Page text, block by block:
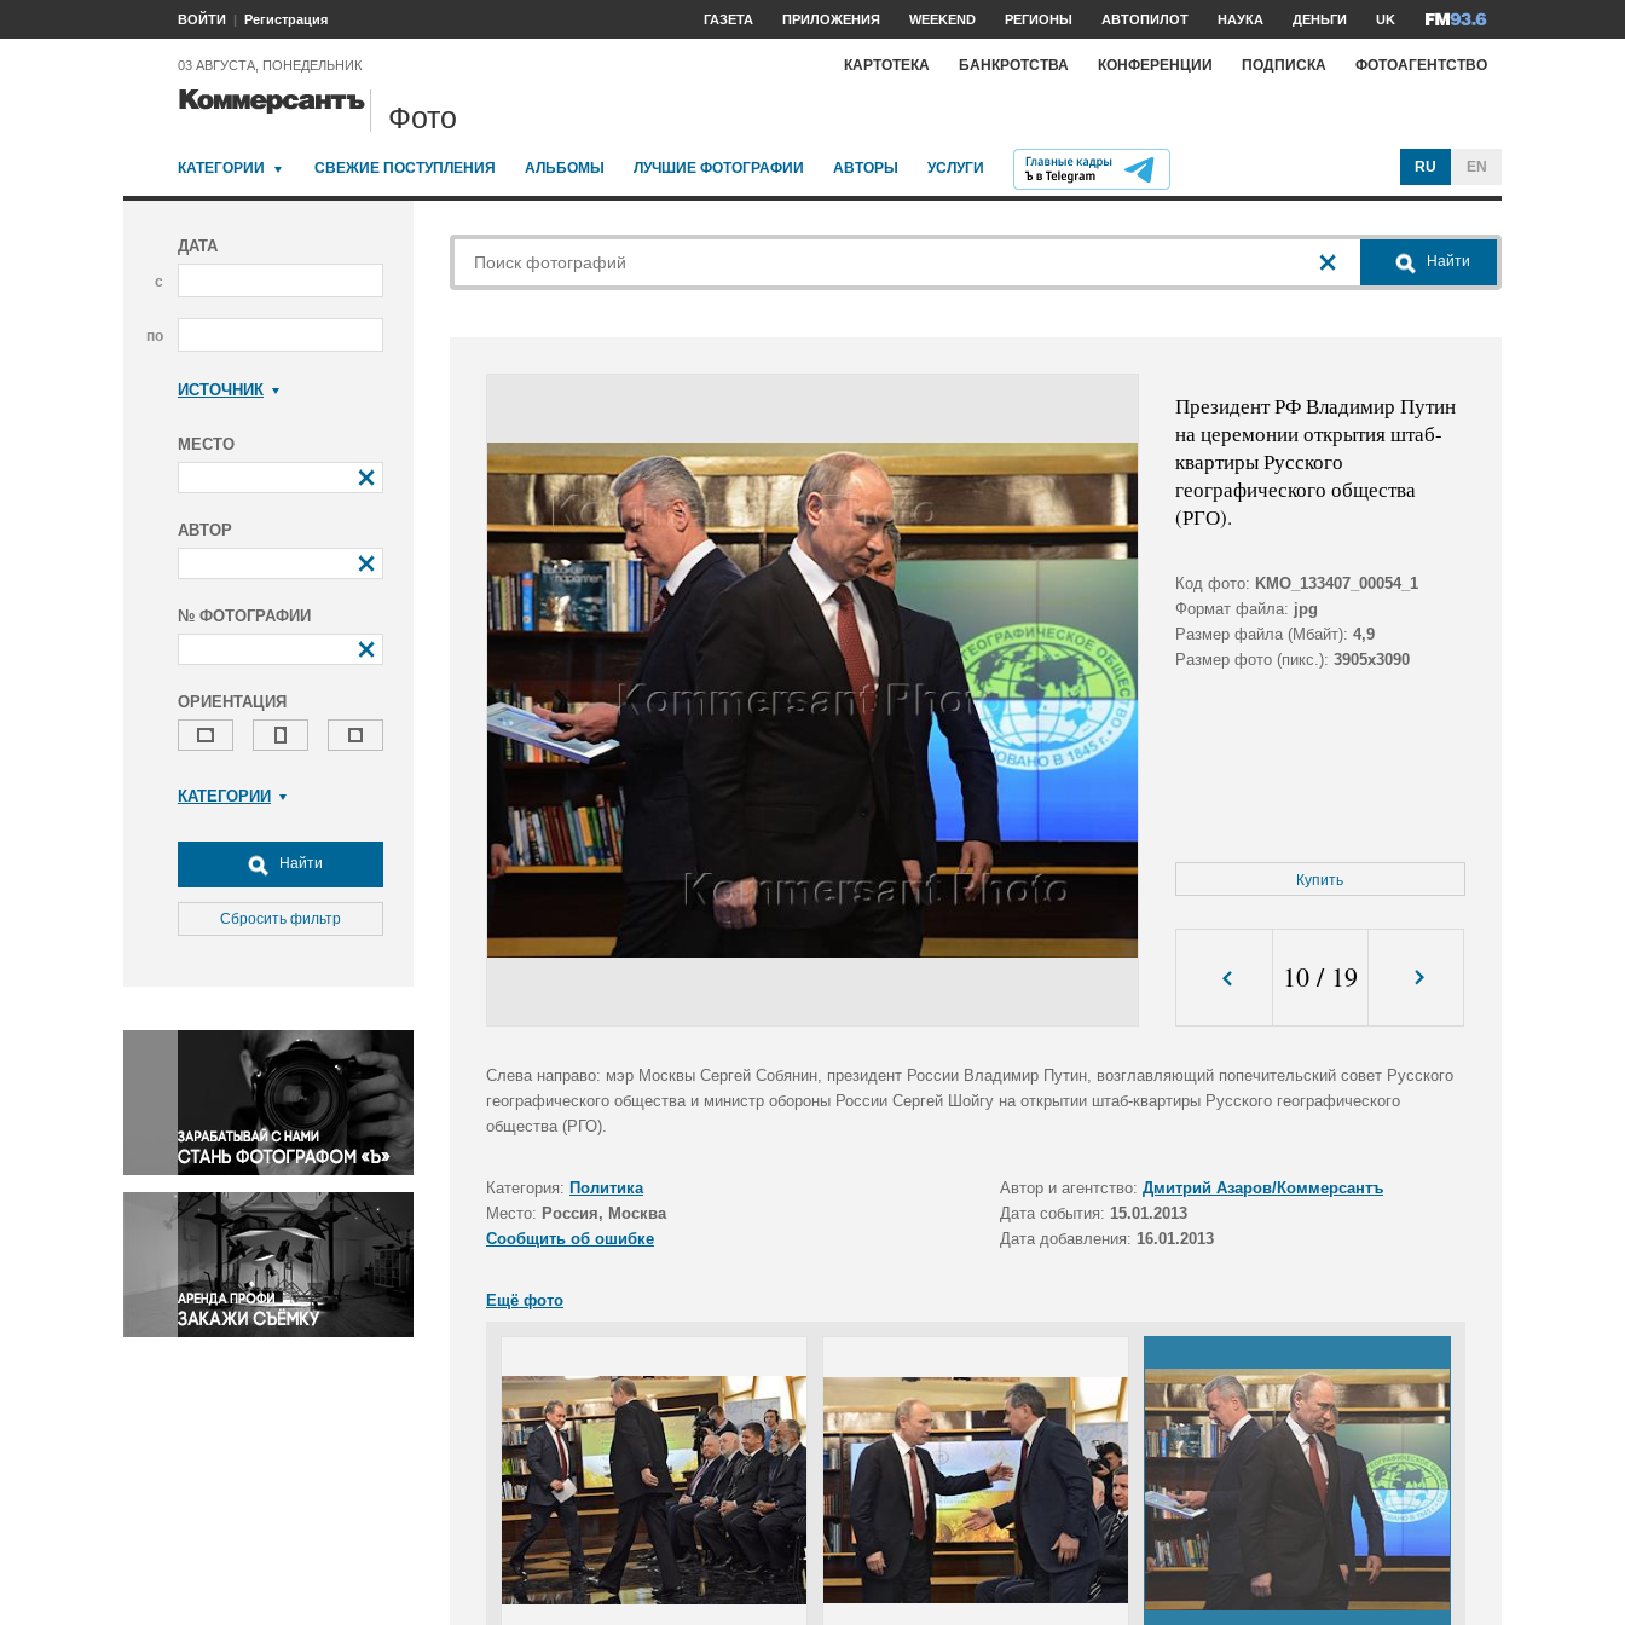
ВОЙТИ Регистрация ГАЗЕТА ПРИЛОЖЕНИЯ WEEKEND РЕГИОНЫ АВТОПИЛОТ НАУКА ДЕНЬГИ UK
03 АВГУСТА, ПОНЕДЕЛЬНИК КАРТОТЕКА БАНКРОТСТВА КОНФЕРЕНЦИИ ПОДПИСКА ФОТОАГЕНТСТВО
Фото
КАТЕГОРИИ СВЕЖИЕ ПОСТУПЛЕНИЯ АЛЬБОМЫ ЛУЧШИЕ ФОТОГРАФИИ АВТОРЫ УСЛУГИ RU EN
ДАТА
с
по
ИСТОЧНИК
МЕСТО
АВТОР
№ ФОТОГРАФИИ
ОРИЕНТАЦИЯ
КАТЕГОРИИ
Досуг, туризм и отдых
Культура
Медицина
Окружающая среда
Политика
Правосудие
Происшествия и конфликты
Религия
Светская жизнь
Спорт
Экология
Экономика и бизнес
Найти
Сбросить фильтр
Найти
Президент РФ Владимир Путин
на церемонии открытия штаб-
квартиры Русского
географического общества
(РГО).
Код фото: KMO_133407_00054_1
Формат файла: jpg
Размер файла (Мбайт): 4,9
Размер фото (пикс.): 3905x3090
Купить
10/ 19
Слева направо: мэр Москвы Сергей Собянин, президент России Владимир Путин, возглавляющий попечительский совет Русского
географического общества и министр обороны России Сергей Шойгу на открытии штаб-квартиры Русского географического
общества (РГО).
Категория: Политика Автор и агентство: Дмитрий Азаров/Коммерсантъ
Место: Россия, Москва Дата события: 15.01.2013
Сообщить об ошибке
Дата добавления: 16.01.2013
Ещё фото